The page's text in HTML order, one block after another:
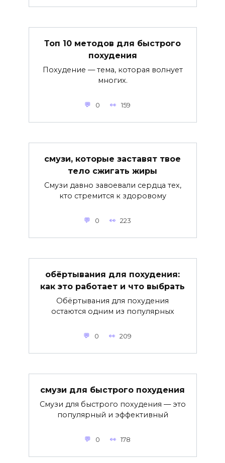
Топ 10 методов для быстрого
похудения
Похудение — тема, которая волнует
многих.
0 159
смузи, которые заставят твое
тело сжигать жиры
Смузи давно завоевали сердца тех,
кто стремится к здоровому
0 223
обёртывания для похудения:
как это работает и что выбрать
Обёртывания для похудения
остаются одним из популярных
0 209
смузи для быстрого похудения
Смузи для быстрого похудения — это
популярный и эффективный
0 178